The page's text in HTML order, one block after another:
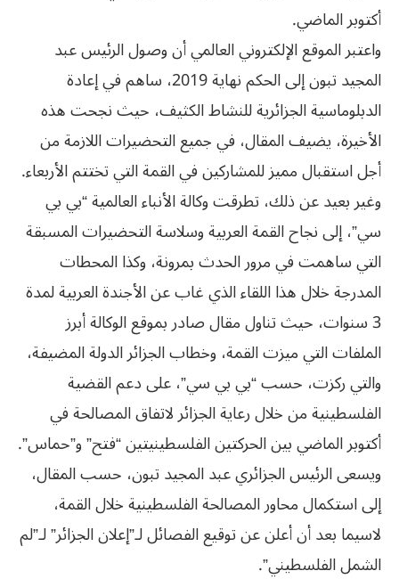
أكتوبر الماضي.
واعتبر الموقع الإلكتروني العالمي أن وصول الرئيس عبد
المجيد تبون إلى الحكم نهاية 2019، ساهم في إعادة
الدبلوماسية الجزائرية للنشاط الكثيف، حيث نجحت هذه
الأخيرة، يضيف المقال، في جميع التحضيرات اللازمة من
أجل استقبال مميز للمشاركين في القمة التي تختتم الأربعاء.
وغير بعيد عن ذلك، تطرقت وكالة الأنباء العالمية “بي بي
سي”، إلى نجاح القمة العربية وسلاسة التحضيرات المسبقة
التي ساهمت في مرور الحدث بمرونة، وكذا المحطات
المدرجة خلال هذا اللقاء الذي غاب عن الأجندة العربية لمدة
3 سنوات، حيث تناول مقال صادر بموقع الوكالة أبرز
الملفات التي ميزت القمة، وخطاب الجزائر الدولة المضيفة،
والتي ركزت، حسب “بي بي سي”، على دعم القضية
الفلسطينية من خلال رعاية الجزائر لاتفاق المصالحة في
أكتوبر الماضي بين الحركتين الفلسطينيتين “فتح” و”حماس”.
ويسعى الرئيس الجزائري عبد المجيد تبون، حسب المقال،
إلى استكمال محاور المصالحة الفلسطينية خلال القمة،
لاسيما بعد أن أعلن عن توقيع الفصائل لـ”إعلان الجزائر” لـ”لم
الشمل الفلسطيني”.